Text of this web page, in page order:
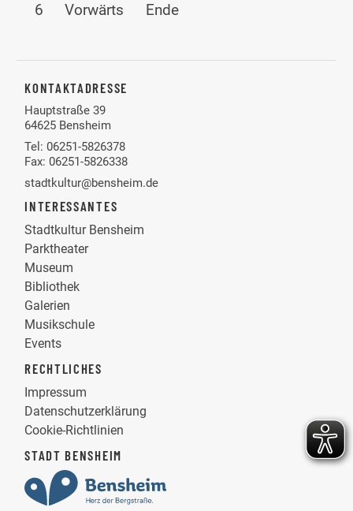
6
Vorwärts Ende
KONTAKTADRESSE
Hauptstraße 39
64625 Bensheim
Tel: 06251-5826378
Fax: 06251-5826338
stadtkultur@bensheim.de
INTERESSANTES
Stadtkultur Bensheim
Parktheater
Museum
Bibliothek
Galerien
Musikschule
Events
RECHTLICHES
Impressum
Datenschutzerklärung
Cookie-Richtlinien
STADT BENSHEIM